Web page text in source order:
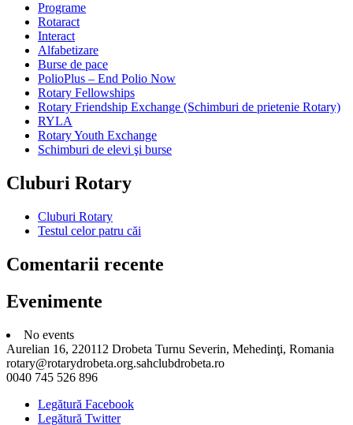
Programe
Rotaract
Interact
Alfabetizare
Burse de pace
PolioPlus – End Polio Now
Rotary Fellowships
Rotary Friendship Exchange (Schimburi de prietenie Rotary)
RYLA
Rotary Youth Exchange
Schimburi de elevi şi burse
Cluburi Rotary
Cluburi Rotary
Testul celor patru căi
Comentarii recente
Evenimente
No events
Aurelian 16, 220112 Drobeta Turnu Severin, Mehedinţi, Romania
rotary@rotarydrobeta.org.sahclubdrobeta.ro
0040 745 526 896
Legătură Facebook
Legătură Twitter